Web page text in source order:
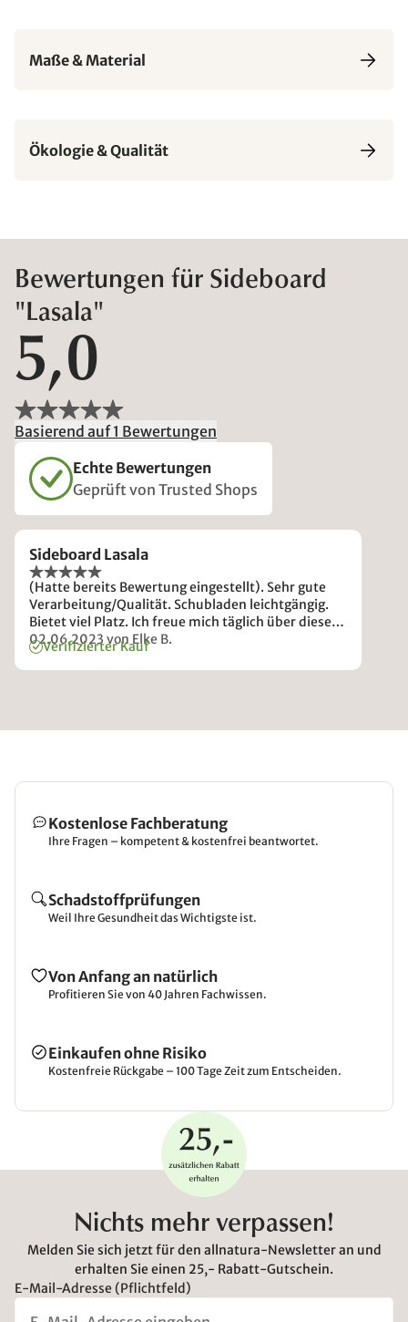
Maße & Material
Ökologie & Qualität
Bewertungen für Sideboard
"Lasala"
5,0
Basierend auf 1 Bewertungen
Echte Bewertungen
Geprüft von Trusted Shops
Sideboard Lasala
(Hatte bereits Bewertung eingestellt). Sehr gute
Verarbeitung/Qualität. Schubladen leichtgängig.
Bietet viel Platz. Ich freue mich täglich über dieses
schöne Sideboard.
02.06.2023 von Elke B.
Verifizierter Kauf
Kostenlose Fachberatung
Ihre Fragen – kompetent & kostenfrei beantwortet.
Schadstoffprüfungen
Weil Ihre Gesundheit das Wichtigste ist.
Von Anfang an natürlich
Profitieren Sie von 40 Jahren Fachwissen.
Einkaufen ohne Risiko
Kostenfreie Rückgabe – 100 Tage Zeit zum Entscheiden.
Nichts mehr verpassen!
Melden Sie sich jetzt für den allnatura-Newsletter an und
erhalten Sie einen 25,- Rabatt-Gutschein.
E-Mail-Adresse (Pflichtfeld)